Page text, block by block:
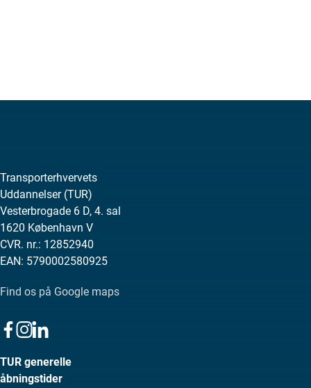
Transporterhvervets
Uddannelser (TUR)
Vesterbrogade 6 D, 4. sal
1620 København V
CVR. nr.: 12852940
EAN: 5790002580925
Find os på Google maps
TUR generelle
åbningstider